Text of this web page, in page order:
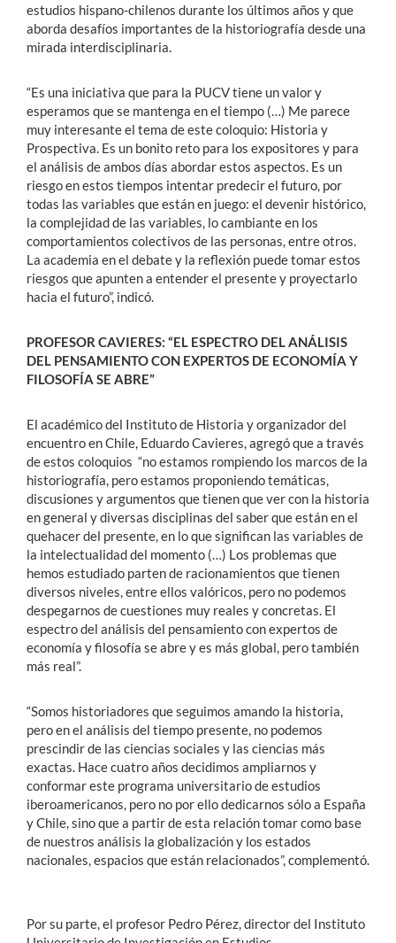
estudios hispano-chilenos durante los últimos años y que
aborda desafíos importantes de la historiografía desde una
mirada interdisciplinaria.
“Es una iniciativa que para la PUCV tiene un valor y
esperamos que se mantenga en el tiempo (…) Me parece
muy interesante el tema de este coloquio: Historia y
Prospectiva. Es un bonito reto para los expositores y para
el análisis de ambos días abordar estos aspectos. Es un
riesgo en estos tiempos intentar predecir el futuro, por
todas las variables que están en juego: el devenir histórico,
la complejidad de las variables, lo cambiante en los
comportamientos colectivos de las personas, entre otros.
La academia en el debate y la reflexión puede tomar estos
riesgos que apunten a entender el presente y proyectarlo
hacia el futuro”, indicó.
PROFESOR CAVIERES: “EL ESPECTRO DEL ANÁLISIS
DEL PENSAMIENTO CON EXPERTOS DE ECONOMÍA Y
FILOSOFÍA SE ABRE”
El académico del Instituto de Historia y organizador del
encuentro en Chile, Eduardo Cavieres, agregó que a través
de estos coloquios “no estamos rompiendo los marcos de la
historiografía, pero estamos proponiendo temáticas,
discusiones y argumentos que tienen que ver con la historia
en general y diversas disciplinas del saber que están en el
quehacer del presente, en lo que significan las variables de
la intelectualidad del momento (…) Los problemas que
hemos estudiado parten de racionamientos que tienen
diversos niveles, entre ellos valóricos, pero no podemos
despegarnos de cuestiones muy reales y concretas. El
espectro del análisis del pensamiento con expertos de
economía y filosofía se abre y es más global, pero también
más real”.
“Somos historiadores que seguimos amando la historia,
pero en el análisis del tiempo presente, no podemos
prescindir de las ciencias sociales y las ciencias más
exactas. Hace cuatro años decidimos ampliarnos y
conformar este programa universitario de estudios
iberoamericanos, pero no por ello dedicarnos sólo a España
y Chile, sino que a partir de esta relación tomar como base
de nuestros análisis la globalización y los estados
nacionales, espacios que están relacionados”, complementó.
Por su parte, el profesor Pedro Pérez, director del Instituto